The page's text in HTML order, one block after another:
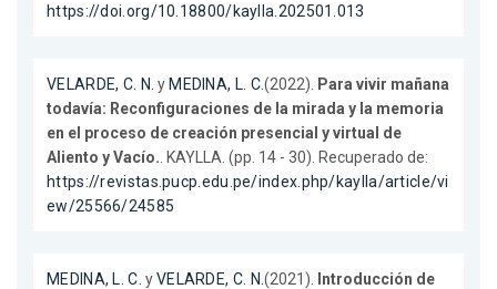
https://doi.org/10.18800/kaylla.202501.013
VELARDE, C. N. y MEDINA, L. C.(2022).
Para vivir mañana
todavía: Reconfiguraciones de la mirada y la memoria
en el proceso de creación presencial y virtual de
Aliento y Vacío. . KAYLLA. (pp. 14 - 30). Recuperado de:
https://revistas.pucp.edu.pe/index.php/kaylla/article/vi
ew/25566/24585
MEDINA, L. C. yVELARDE, C. N.(2021).
Introducción de